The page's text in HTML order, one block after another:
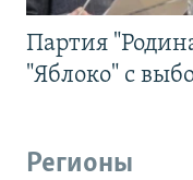
Партия
"Яблоко" с
Регионы